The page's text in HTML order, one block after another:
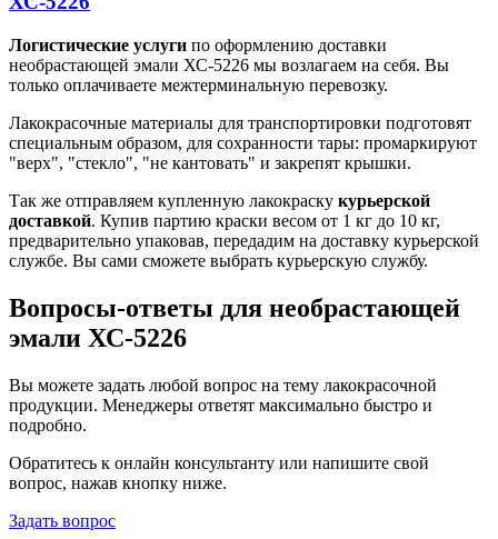
Логистические услуги по оформлению доставки
необрастающей эмали ХС-5226 мы возлагаем на себя. Вы
только оплачиваете межтерминальную перевозку.
Лакокрасочные материалы для транспортировки подготовят
специальным образом, для сохранности тары: промаркируют
"верх", "стекло", "не кантовать" и закрепят крышки.
Так же отправляем купленную лакокраску курьерской
доставкой. Купив партию краски весом от 1 кг до 10 кг,
предварительно упаковав, передадим на доставку курьерской
службе. Вы сами сможете выбрать курьерскую службу.
Вопросы-ответы для необрастающей
эмали ХС-5226
Вы можете задать любой вопрос на тему лакокрасочной
продукции. Менеджеры ответят максимально быстро и
подробно.
Обратитесь к онлайн консультанту или напишите свой
вопрос, нажав кнопку ниже.
Задать вопрос